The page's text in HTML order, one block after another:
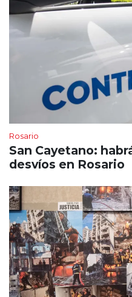
Rosario
San Cayetano:
desvíos en Rosario